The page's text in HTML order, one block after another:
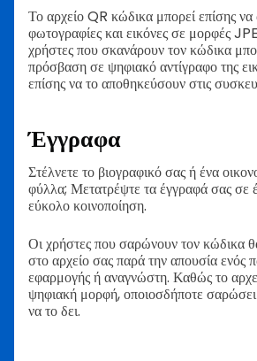
Το αρχείο QR κώδικα μπορεί επίσης να
φωτογραφίες και εικόνες σε μορφές
χρήστες που σκανάρουν τον κώδικα
πρόσβαση σε ψηφιακό αντίγραφο της
επίσης να το αποθηκεύσουν στις
Έγγραφα
Στέλνετε το βιογραφικό σας ή ένα
φύλλα; Μετατρέψτε τα έγγραφά σας σε
εύκολο κοινοποίηση.
Οι χρήστες που σαρώνουν τον κώδικα
στο αρχείο σας παρά την απουσία ενός
εφαρμογής ή αναγνώστη. Καθώς το
ψηφιακή μορφή, οποιοσδήποτε
να το δει.